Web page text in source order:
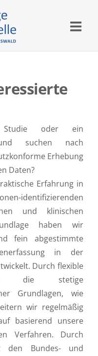
oder ein
und suchen nach
Erhebung
Daten?
Erfahrung in
identifizierenden
und klinischen
haben wir
fein abgestimmte
in der
Durch flexible
die stetige
Grundlagen, wie
wir regelmäßig
basierend unsere
Verfahren. Durch
den Bundes- und